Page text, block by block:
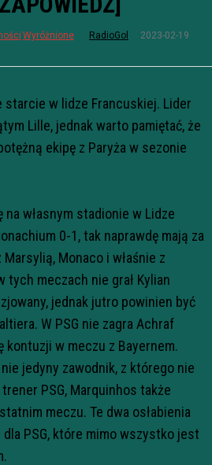
Wyróżnione RadioGol 2023-02-19
starcie w lidze Francuskiej. Lider
Lille, jednak warto pamiętać, że
ekipę z Paryża w sezonie
na własnym stadionie w Lidze
0-1, tak naprawdę mają za
Monaco i właśnie z
tych meczach nie grał Kylian
jednak jutro powinien być
W PSG nie zagra Achraf
kontuzji w meczu z Bayernem.
jedyny zawodnik, z którego nie
PSG, Marquinhos także
meczu. Te dwa osłabienia
PSG, które mimo wszystko jest